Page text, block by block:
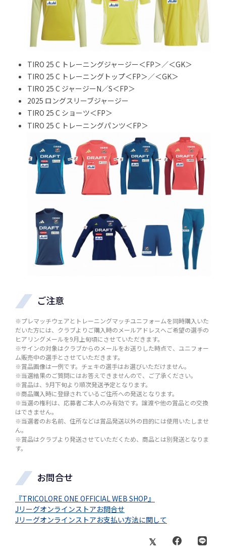
TIRO 25 C トレーニングジャージー＜FP＞／＜GK＞
TIRO 25 C トレーニングトップ＜FP＞／＜GK＞
TIRO 25 C ジャージーN／S＜FP＞
2025 ロングスリーブジャージー
TIRO 25 C ショーツ＜FP＞
TIRO 25 C トレーニングパンツ＜FP＞
ご注意
※プレマッチウェアとトレーニングマッチユニフォームを同時購入いた
だいた方には、クラブよりご購入時のメールアドレスへご希望の選手の
ヒアリングメールを9月上旬頃にさせていただきます。
※サインの対象はクラブからのメールをお送りした時点で、ユニフォー
ム販売中の選手とさせていただきます。
※賞品画像は一例です。チェキの選手はお選びいただけません。
※当選結果のご質問にはお答えできませんので、ご了承ください。
※賞品は、9月下旬より順次発送予定となります。
※商品購入時に登録されているご住所への発送となります。
※当選の権利は、応募者ご本人のみ有効です。譲渡や他の賞品との交換
はできません。
※当選者のお名前、住所などは賞品発送以外の目的には使用いたしませ
ん。
※賞品はクラブより発送させていただくため、商品とは別発送となりま
す。
お問合せ
『TRICOLORE ONE OFFICIAL WEB SHOP』
Jリーグオンラインストアお問合せ
Jリーグオンラインストアお支払い方法に関して